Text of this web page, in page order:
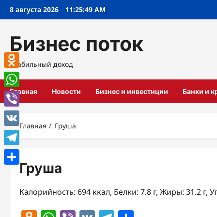
Перейти
8 августа 2026 11:25:50 AM
Бизнес поток
Стабильный доход
Главная Новости Бизнес и инвестиции Банки и
Главная Груша
Груша
Калорийность: 694 ккал, Белки: 7.8 г, Жиры: 31.2 г,
Odnoklassniki
WhatsApp
Viber
VK
Telegram
Отправить